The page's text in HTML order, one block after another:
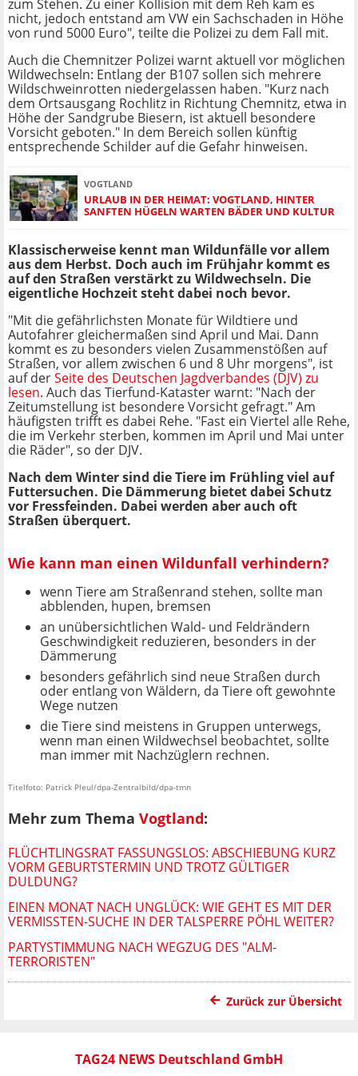
zum Stehen. Zu einer Kollision mit dem Reh kam es
nicht, jedoch entstand am VW ein Sachschaden in Höhe
von rund 5000 Euro", teilte die Polizei zu dem Fall mit.
Auch die Chemnitzer Polizei warnt aktuell vor möglichen
Wildwechseln: Entlang der B107 sollen sich mehrere
Wildschweinrotten niedergelassen haben. "Kurz nach
dem Ortsausgang Rochlitz in Richtung Chemnitz, etwa in
Höhe der Sandgrube Biesern, ist aktuell besondere
Vorsicht geboten." In dem Bereich sollen künftig
entsprechende Schilder auf die Gefahr hinweisen.
VOGTLAND
URLAUB IN DER HEIMAT: VOGTLAND, HINTER
SANFTEN HÜGELN WARTEN BÄDER UND KULTUR
Klassischerweise kennt man Wildunfälle vor allem
aus dem Herbst. Doch auch im Frühjahr kommt es
auf den Straßen verstärkt zu Wildwechseln. Die
eigentliche Hochzeit steht dabei noch bevor.
"Mit die gefährlichsten Monate für Wildtiere und
Autofahrer gleichermaßen sind April und Mai. Dann
kommt es zu besonders vielen Zusammenstößen auf
Straßen, vor allem zwischen 6 und 8 Uhr morgens", ist
auf derSeite des Deutschen Jagdverbandes (DJV) zu
lesen. Auch das Tierfund-Kataster warnt: "Nach der
Zeitumstellung ist besondere Vorsicht gefragt." Am
häufigsten trifft es dabei Rehe. "Fast ein Viertel alle Rehe,
die im Verkehr sterben, kommen im April und Mai unter
die Räder", so der DJV.
Nach dem Winter sind die Tiere im Frühling viel auf
Futtersuchen. Die Dämmerung bietet dabei Schutz
vor Fressfeinden. Dabei werden aber auch oft
Straßen überquert.
Wie kann man einen Wildunfall verhindern?
wenn Tiere am Straßenrand stehen, sollte man
abblenden, hupen, bremsen
an unübersichtlichen Wald- und Feldrändern
Geschwindigkeit reduzieren, besonders in der
Dämmerung
besonders gefährlich sind neue Straßen durch
oder entlang von Wäldern, da Tiere oft gewohnte
Wege nutzen
die Tiere sind meistens in Gruppen unterwegs,
wenn man einen Wildwechsel beobachtet, sollte
man immer mit Nachzüglern rechnen.
Titelfoto: Patrick Pleul/dpa-Zentralbild/dpa-tmn
Mehr zum Thema Vogtland:
FLÜCHTLINGSRAT FASSUNGSLOS: ABSCHIEBUNG KURZ
VORM GEBURTSTERMIN UND TROTZ GÜLTIGER
DULDUNG?
EINEN MONAT NACH UNGLÜCK: WIE GEHT ES MIT DER
VERMISSTEN-SUCHE IN DER TALSPERRE PÖHL WEITER?
PARTYSTIMMUNG NACH WEGZUG DES "ALM-
TERRORISTEN"
Zurück zur Übersicht
TAG24 NEWS Deutschland GmbH